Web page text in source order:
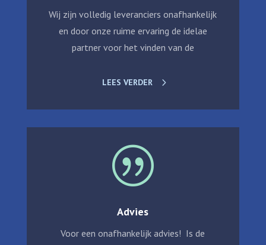
Wij zijn volledig leveranciers onafhankelijk
en door onze ruime ervaring de idelae
partner voor het vinden van de
LEES VERDER
|
Advies
Voor een onafhankelijk advies! Is de